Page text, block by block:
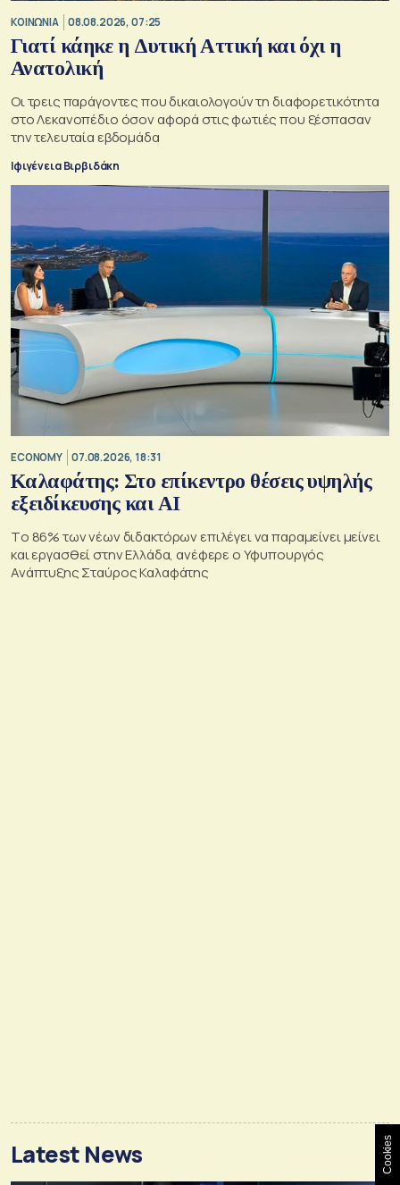
ΚΟΙΝΩΝΙΑ 08.08.2026, 07:25
Γιατί κάηκε η Δυτική Αττική και όχι η
Ανατολική
Oι τρεις παράγοντες που δικαιολογούν τη διαφορετικότητα
στο Λεκανοπέδιο όσον αφορά στις φωτιές που ξέσπασαν
την τελευταία εβδομάδα
Ιφιγένεια Βιρβιδάκη
ECONOMY 07.08.2026, 18:31
Καλαφάτης: Στο επίκεντρο θέσεις υψηλής
εξειδίκευσης και AI
Tο 86% των νέων διδακτόρων επιλέγει να παραμείνει μείνει
και εργασθεί στην Ελλάδα, ανέφερε ο Υφυπουργός
Ανάπτυξης Σταύρος Καλαφάτης
Latest News Cookies